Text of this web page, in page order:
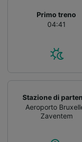
Primo treno
04:41
Stazione di
Aeroporto
Zaventem